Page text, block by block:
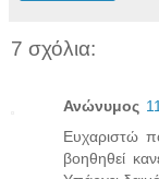
7 σχόλια:
Ανώνυμος
Ευχαριστώ
βοηθηθεί